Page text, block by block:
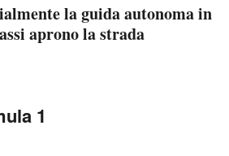
la guida autonoma in
aprono la strada
1